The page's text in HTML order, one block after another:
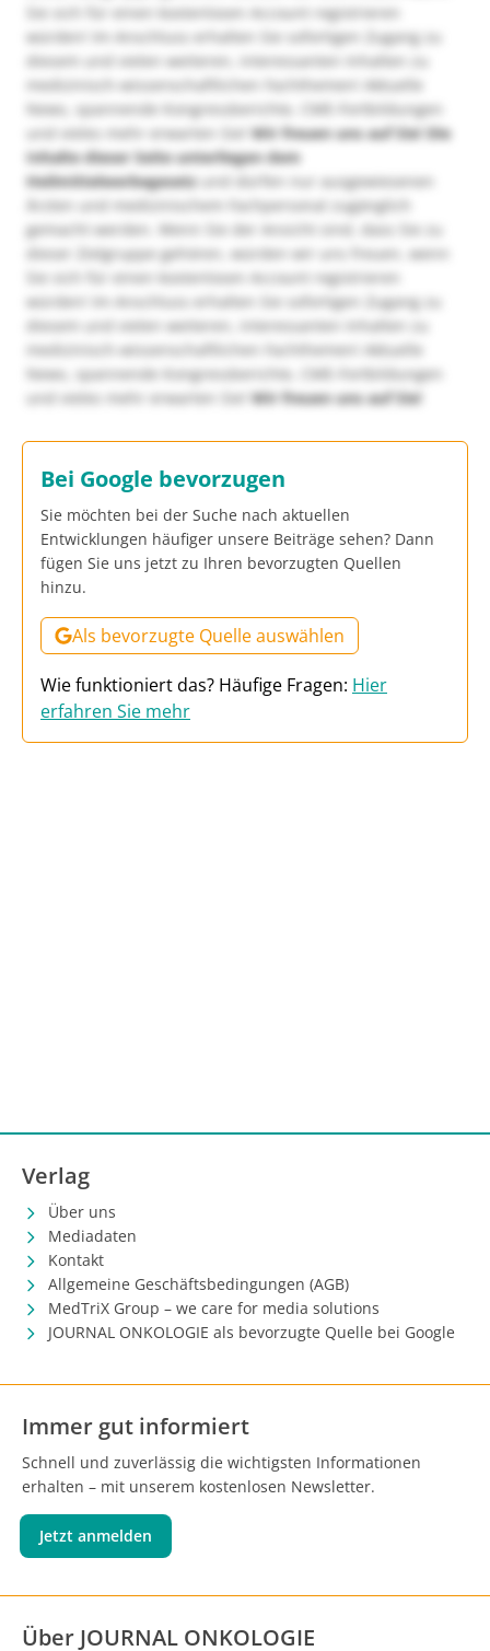
Sie sich für einen kostenlosen Account registrieren
würden! Im Anschluss erhalten Sie sofortigen Zugang zu
diesem und vielen weiteren, interessanten Inhalten zu
medizinisch-wissenschaftlichen Fachthemen! Aktuelle
News, spannende Kongressberichte, CME-Fortbildungen
und vieles mehr erwarten Sie!Wir freuen uns auf Sie! Die
Inhalte dieser Seite unterliegen dem
Heilmittelwerbegesetzund dürfen nur ausgewiesenen
Ärzten und medizinischem Fachpersonal zugänglich
gemacht werden. Wenn Sie der Ansicht sind, dass Sie zu
dieser Zielgruppe gehören, würden wir uns freuen, wenn
Sie sich für einen kostenlosen Account registrieren
würden! Im Anschluss erhalten Sie sofortigen Zugang zu
diesem und vielen weiteren, interessanten Inhalten zu
medizinisch-wissenschaftlichen Fachthemen! Aktuelle
News, spannende Kongressberichte, CME-Fortbildungen
und vieles mehr erwarten Sie!Wir freuen uns auf Sie!
Bei Google bevorzugen
Sie möchten bei der Suche nach aktuellen
Entwicklungen häufiger unsere Beiträge sehen? Dann
fügen Sie uns jetzt zu Ihren bevorzugten Quellen
hinzu.
Als bevorzugte Quelle auswählen
Wie funktioniert das? Häufige Fragen: Hier
erfahren Sie mehr
Verlag
Über uns
Mediadaten
Kontakt
Allgemeine Geschäftsbedingungen (AGB)
MedTriX Group – we care for media solutions
JOURNAL ONKOLOGIE als bevorzugte Quelle bei Google
Immer gut informiert
Schnell und zuverlässig die wichtigsten Informationen
erhalten – mit unserem kostenlosen Newsletter.
Jetzt anmelden
Über JOURNAL ONKOLOGIE